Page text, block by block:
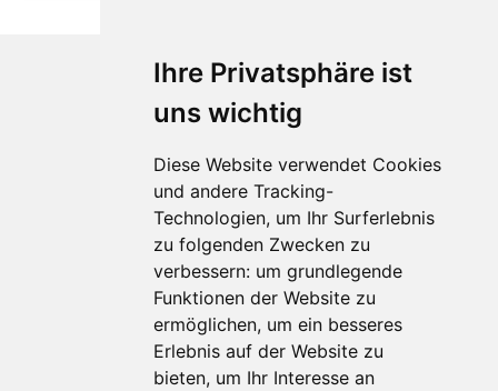
Ihre Privatsphäre ist
uns wichtig
Diese Website verwendet Cookies
und andere Tracking-
Technologien, um Ihr Surferlebnis
zu folgenden Zwecken zu
verbessern: um grundlegende
Funktionen der Website zu
ermöglichen, um ein besseres
Erlebnis auf der Website zu
bieten, um Ihr Interesse an
Für Makler:innen
Über Uns
Vorteile
Kontakt
Software Partner